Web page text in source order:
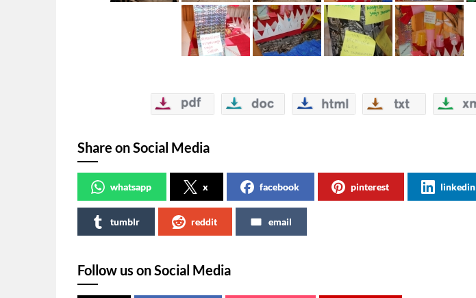
Share on Social Media
whatsapp x facebook pinterest linkedin
tumblr reddit email
Follow us on Social Media